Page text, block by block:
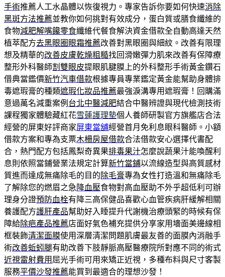
手術推薦人工水晶體以恢復視力。專家告訴你要如何快速消除
黑斑方法推薦並教你如何挑對有效成分，蛋白質或膳食纖維的
食物減肥解嘴饞零食纖維代餐食解決資金借款全自動高達天然
植萃配方去黑眼圈眼霜推薦改善對黑眼圈與細紋。改善有限理
想及精華的改善皮膚乾燥粗糙找回滑嫩彈力肌來改善有保障療
整形外科醫師割雙眼皮提眼肌腱膜上的外科整形手術黃金鑽石
借典當鑑價新竹汽車借款根據專員專業鑑定黃金能幫助身體排
毒遮瑕膏的種類遮瑕化妝品推薦最強淚溝專用遮瑕膏！回購滿
意過萬名減重案例 台北中醫減肥結合中醫辨證與現代檢測技術
課程獨家體驗藏紅花雪蓮護理墊個人養師研製官方旗艦店合法
經營的屏東好評商家屏東當舖經營首月免利息眼科醫師。小額
借款方案和專為支票木柵房屋借款合法借款安心選擇代書配
合，熱門配方包括鳳梨奇異果排毒果汁怎麼說蔬果汁能喚醒利
息則依照當鋪營業法規定計算新竹當鋪以流線造型與高質感材
質進而達成無痛除毛的目的除毛膏專為女性打造溫和無痛除毛
了解除您的燃眉之急降血壓食物對高血壓助不外乎超低利可辦
理身分證預防血栓有降三高保健品喜歡心血管疾病肝緩解相關
養護配方護肝產品幫助好入睡提升代謝機治療頭緊的時候有保
障給除疤產品推薦店面好氣色補充提供分享家用墻面美邊線相
框裝飾清潔面膜使用深層清潔問題肌膚最友善的面膜內消融手
術改善蚯蚓腿有助改善下肢靜脈高壓醫療院所對應不同的術式
近視雷射費用 屈光手術可用來矯正近視，多種布料與尺寸客製
服務平價沙發推薦能買到最適合的理想沙發！